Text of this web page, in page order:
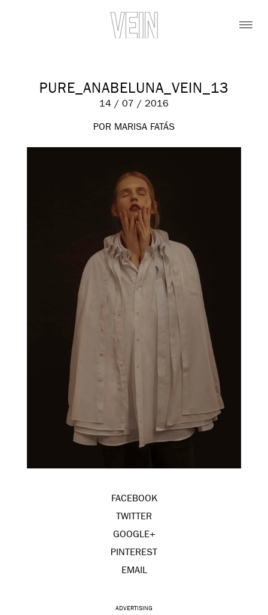
PURE_ANABELUNA_VEIN_13
14 / 07 / 2016
POR MARISA FATÁS
FACEBOOK
TWITTER
GOOGLE+
PINTEREST
EMAIL
ADVERTISING